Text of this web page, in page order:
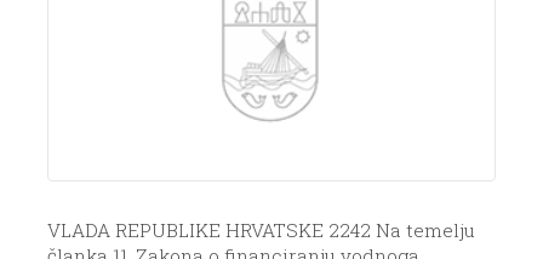
VLADA REPUBLIKE HRVATSKE 2242 Na temelju